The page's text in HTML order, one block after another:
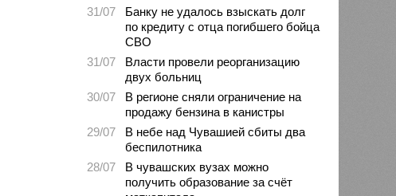
31/07
Банку не удалось взыскать долг
по кредиту с отца погибшего бойца
СВО
31/07
Власти провели реорганизацию
двух больниц
30/07
В регионе сняли ограничение на
продажу бензина в канистры
29/07
В небе над Чувашией сбиты два
беспилотника
28/07
В чувашских вузах можно
получить образование за счёт